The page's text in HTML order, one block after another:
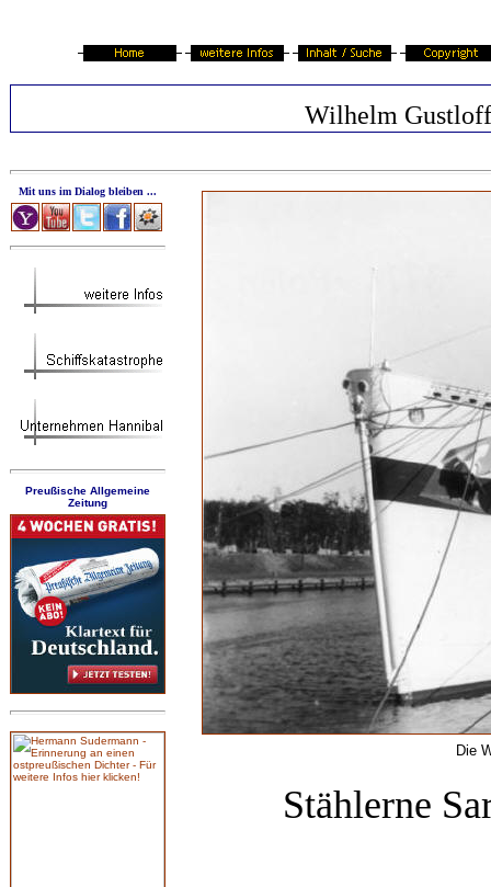
Wilhelm Gustloff
Mit uns im Dialog bleiben ...
Preußische Allgemeine
Zeitung
Die
Stählerne